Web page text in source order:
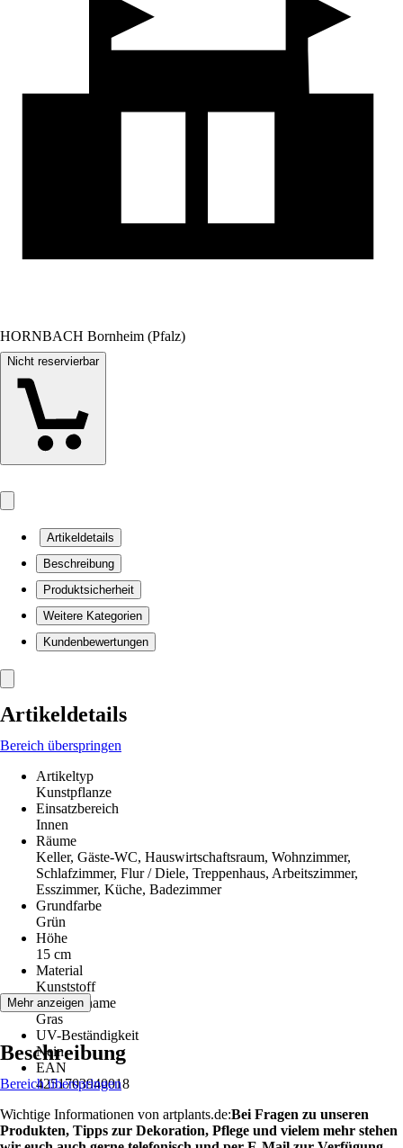
HORNBACH Bornheim (Pfalz)
Nicht reservierbar
Artikeldetails
Beschreibung
Produktsicherheit
Weitere Kategorien
Kundenbewertungen
Artikeldetails
Bereich überspringen
Artikeltyp
Kunstpflanze
Einsatzbereich
Innen
Räume
Keller, Gäste-WC, Hauswirtschaftsraum, Wohnzimmer,
Schlafzimmer, Flur / Diele, Treppenhaus, Arbeitszimmer,
Esszimmer, Küche, Badezimmer
Grundfarbe
Grün
Höhe
15 cm
Material
Kunststoff
Pflanzenname
Gras
UV-Beständigkeit
Nein
EAN
4251703940018
Mehr anzeigen
Beschreibung
Bereich überspringen
Wichtige Informationen von artplants.de:Bei Fragen zu unseren
Produkten, Tipps zur Dekoration, Pflege und vielem mehr stehen